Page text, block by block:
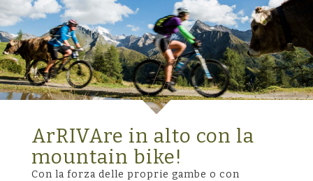
ArRIVAre in alto con la
mountain bike!
Con la forza delle proprie gambe o con